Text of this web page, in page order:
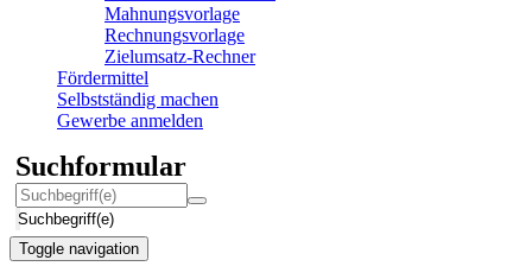
Mahnungsvorlage
Rechnungsvorlage
Zielumsatz-Rechner
Fördermittel
Selbstständig machen
Gewerbe anmelden
Suchformular
Suchbegriff(e)
Toggle navigation